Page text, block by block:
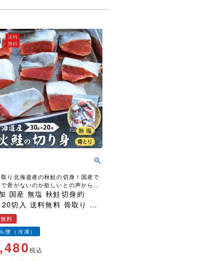
り北海道産の秋鮭の切身！国産で
骨がないのが欲しいとの声から誕
た！
塩 秋鮭切身約
切入 送料無料 骨取り 骨
け サケ 焼くだ
使える お弁当 ストッ
料
便（冷凍）
税込